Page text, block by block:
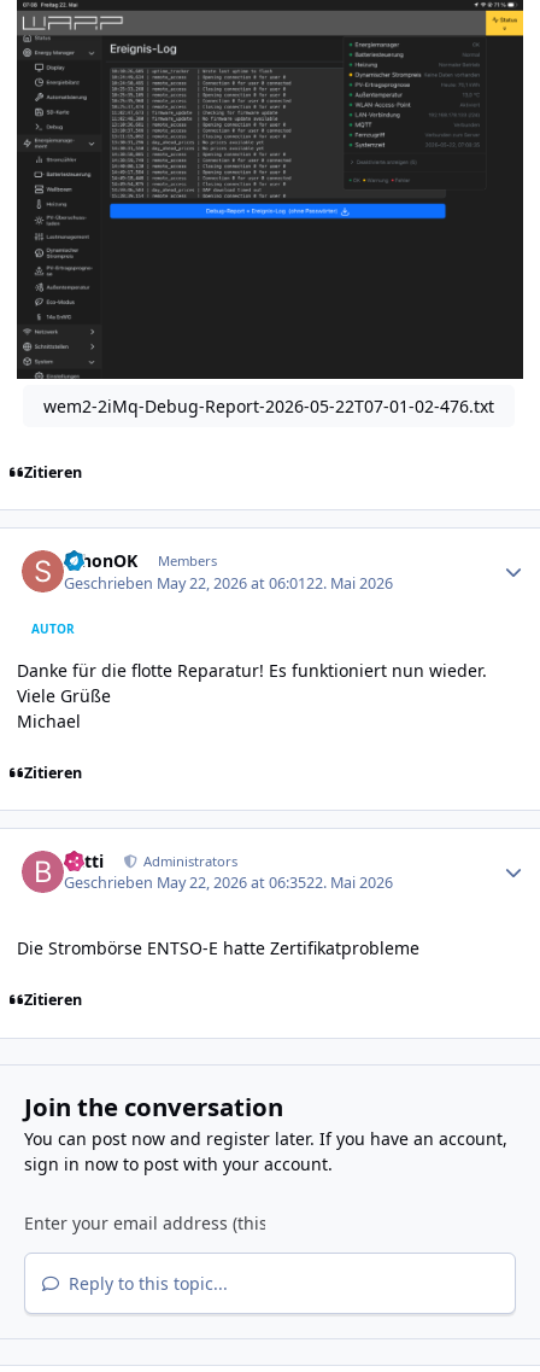
wem2-2iMq-Debug-Report-2026-05-22T07-01-02-476.txt
Zitieren
schonOK Members
Geschrieben May 22, 2026 at 06:0122. Mai 2026
AUTOR
Danke für die flotte Reparatur! Es funktioniert nun wieder.
Viele Grüße
Michael
Zitieren
batti Administrators
Geschrieben May 22, 2026 at 06:3522. Mai 2026
Die Strombörse ENTSO-E hatte Zertifikatprobleme
Zitieren
Join the conversation
You can post now and register later. If you have an account,
sign in nowto post with your account.
Reply to this topic...